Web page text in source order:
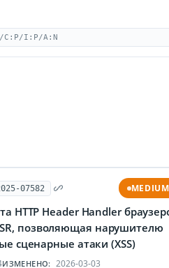
C:P/I:P/A:N
07582 MEDIUM
HTTP Header Handler
позволяющая нарушителю
сценарные атаки (XSS)
ИЗМЕНЕНО: 2026-03-03